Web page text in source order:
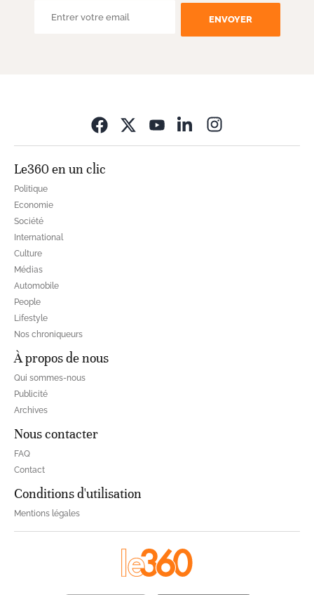
ENVOYER
Le360 en un clic
Politique
Economie
Société
International
Culture
Médias
Automobile
People
Lifestyle
Nos chroniqueurs
À propos de nous
Qui sommes-nous
Publicité
Archives
Nous contacter
FAQ
Contact
Conditions d'utilisation
Mentions légales